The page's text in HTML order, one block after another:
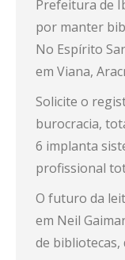
Prefeitura de
por manter
No Espírito
em Viana,
Solicite o
burocracia,
6 implanta
profissional
O futuro da
em Neil
de